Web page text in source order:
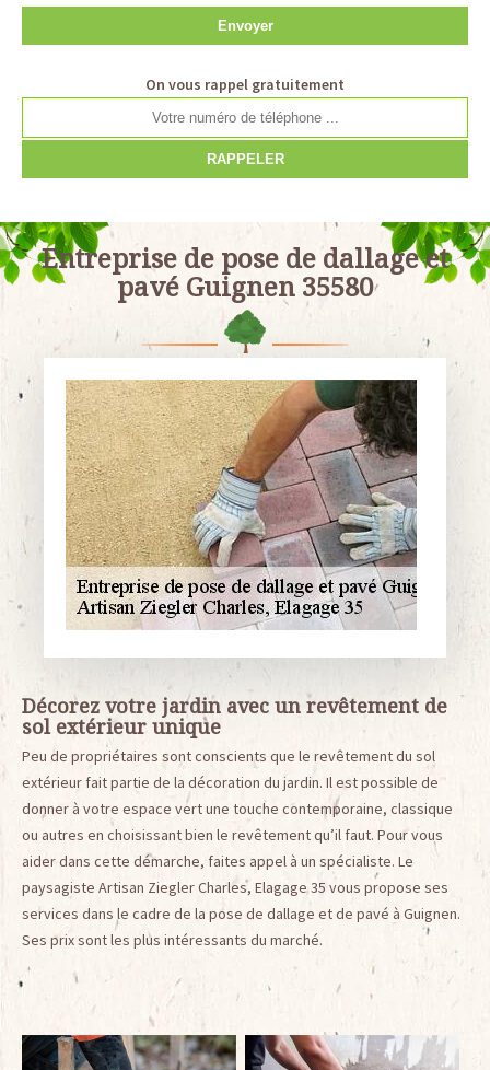
On vous rappel gratuitement
Entreprise de pose de dallage et
pavé Guignen 35580
Décorez votre jardin avec un revêtement de
sol extérieur unique
Peu de propriétaires sont conscients que le revêtement du sol
extérieur fait partie de la décoration du jardin. Il est possible de
donner à votre espace vert une touche contemporaine, classique
ou autres en choisissant bien le revêtement qu’il faut. Pour vous
aider dans cette démarche, faites appel à un spécialiste. Le
paysagiste Artisan Ziegler Charles, Elagage 35 vous propose ses
services dans le cadre de la pose de dallage et de pavé à Guignen.
Ses prix sont les plus intéressants du marché.